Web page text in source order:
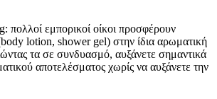
πολλοί εμπορικοί οίκοι προσφέρουν
lotion, shower gel) στην ίδια αρωματική
τα σε συνδυασμό, αυξάνετε σημαντικά
αποτελέσματος χωρίς να αυξάνετε την